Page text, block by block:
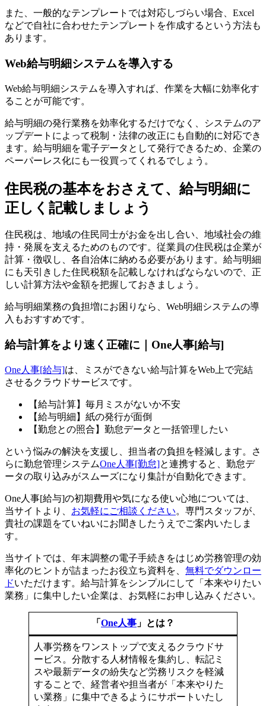
また、一般的なテンプレートでは対応しづらい場合、Excel
などで自社に合わせたテンプレートを作成するという方法も
あります。
Web給与明細システムを導入する
Web給与明細システムを導入すれば、作業を大幅に効率化す
ることが可能です。
給与明細の発行業務を効率化するだけでなく、システムのア
ップデートによって税制・法律の改正にも自動的に対応でき
ます。給与明細を電子データとして発行できるため、企業の
ペーパーレス化にも一役買ってくれるでしょう。
住民税の基本をおさえて、給与明細に
正しく記載しましょう
住民税は、地域の住民同士がお金を出し合い、地域社会の維
持・発展を支えるためのものです。従業員の住民税は企業が
計算・徴収し、各自治体に納める必要があります。給与明細
にも天引きした住民税額を記載しなければならないので、正
しい計算方法や金額を把握しておきましょう。
給与明細業務の負担増にお困りなら、Web明細システムの導
入もおすすめです。
給与計算をより速く正確に｜One人事[給与]
One人事[給与]は、ミスができない給与計算をWeb上で完結
させるクラウドサービスです。
【給与計算】毎月ミスがないか不安
【給与明細】紙の発行が面倒
【勤怠との照合】勤怠データと一括管理したい
という悩みの解決を支援し、担当者の負担を軽減します。さ
らに勤怠管理システムOne人事[勤怠]と連携すると、勤怠デ
ータの取り込みがスムーズになり集計が自動化できます。
One人事[給与]の初期費用や気になる使い心地については、
当サイトより、 お気軽にご相談ください。専門スタッフが、
貴社の課題をていねいにお聞きしたうえでご案内いたしま
す。
当サイトでは、年末調整の電子手続きをはじめ労務管理の効
率化のヒントが詰まったお役立ち資料を、 無料でダウンロー
ドいただけます。給与計算をシンプルにして「本来やりたい
業務」に集中したい企業は、お気軽にお申し込みください。
「 One人事 」とは？
人事労務をワンストップで支えるクラウドサ
ービス。分散する人材情報を集約し、転記ミ
スや最新データの紛失など労務リスクを軽減
することで、経営者や担当者が「本来やりた
い業務」に集中できるようにサポートいたし